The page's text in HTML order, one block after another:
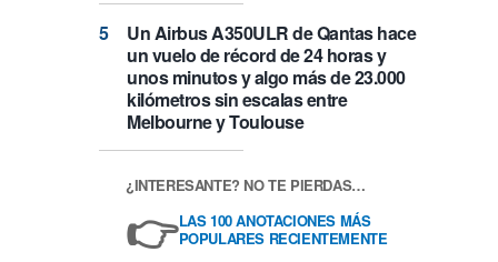
Un Airbus A350ULR de Qantas hace
un vuelo de récord de 24 horas y
unos minutos y algo más de 23.000
kilómetros sin escalas entre
Melbourne y Toulouse
¿INTERESANTE? NO TE PIERDAS…
👉LAS 100 ANOTACIONES MÁS
POPULARES RECIENTEMENTE